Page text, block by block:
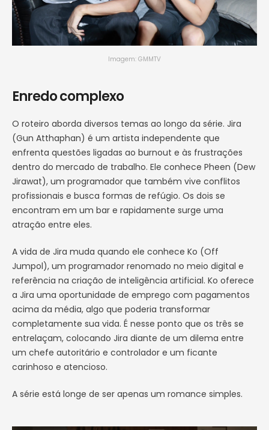
Imagem: GMMTV
Enredo complexo
O roteiro aborda diversos temas ao longo da série. Jira
(Gun Atthaphan) é um artista independente que
enfrenta questões ligadas ao burnout e às frustrações
dentro do mercado de trabalho. Ele conhece Pheen (Dew
Jirawat), um programador que também vive conflitos
profissionais e busca formas de refúgio. Os dois se
encontram em um bar e rapidamente surge uma
atração entre eles.
A vida de Jira muda quando ele conhece Ko (Off
Jumpol), um programador renomado no meio digital e
referência na criação de inteligência artificial. Ko oferece
a Jira uma oportunidade de emprego com pagamentos
acima da média, algo que poderia transformar
completamente sua vida. É nesse ponto que os três se
entrelaçam, colocando Jira diante de um dilema entre
um chefe autoritário e controlador e um ficante
carinhoso e atencioso.
A série está longe de ser apenas um romance simples.